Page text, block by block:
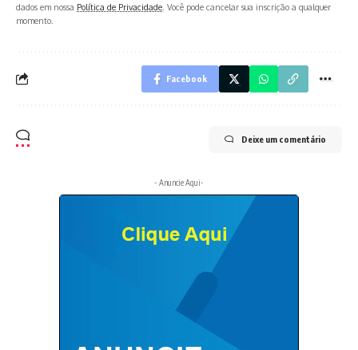
dados em nossa Política de Privacidade . Você pode cancelar sua inscrição a qualquer
momento.
Facebook
Deixe um comentário
- Anuncie Aqui-